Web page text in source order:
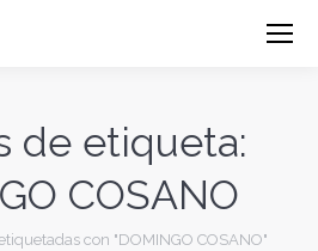
de etiqueta:
COSANO
con "DOMINGO COSANO"